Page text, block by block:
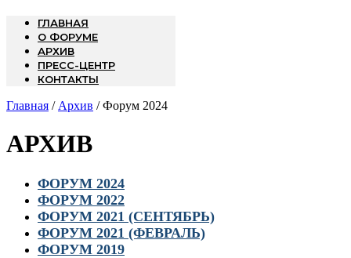
ГЛАВНАЯ
О ФОРУМЕ
АРХИВ
ПРЕСС-ЦЕНТР
КОНТАКТЫ
Главная / Архив / Форум 2024
АРХИВ
ФОРУМ 2024
ФОРУМ 2022
ФОРУМ 2021 (СЕНТЯБРЬ)
ФОРУМ 2021 (ФЕВРАЛЬ)
ФОРУМ 2019